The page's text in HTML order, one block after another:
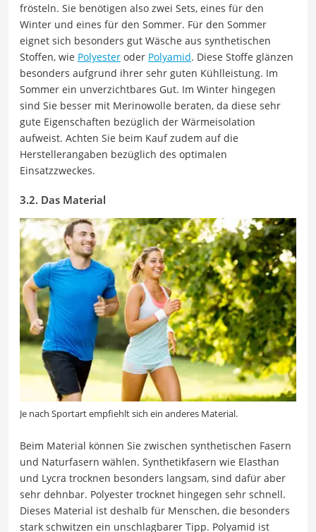
frösteln. Sie benötigen also zwei Sets, eines für den
Winter und eines für den Sommer. Für den Sommer
eignet sich besonders gut Wäsche aus synthetischen
Stoffen, wie Polyester oder Polyamid. Diese Stoffe glänzen
besonders aufgrund ihrer sehr guten Kühlleistung. Im
Sommer ein unverzichtbares Gut. Im Winter hingegen
sind Sie besser mit Merinowolle beraten, da diese sehr
gute Eigenschaften bezüglich der Wärmeisolation
aufweist. Achten Sie beim Kauf zudem auf die
Herstellerangaben bezüglich des optimalen
Einsatzzweckes.
3.2. Das Material
Je nach Sportart empfiehlt sich ein anderes Material.
Beim Material können Sie zwischen synthetischen Fasern
und Naturfasern wählen. Synthetikfasern wie Elasthan
und Lycra trocknen besonders langsam, sind dafür aber
sehr dehnbar. Polyester trocknet hingegen sehr schnell.
Dieses Material ist deshalb für Menschen, die besonders
stark schwitzen ein unschlagbarer Tipp. Polyamid ist